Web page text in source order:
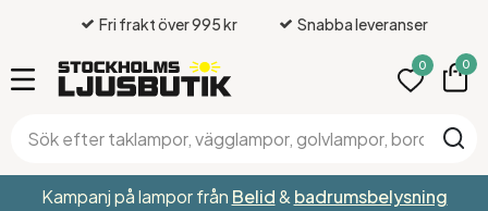
Fri frakt över 995 kr Snabba leveranser
0 0
Kampanj på lampor från Belid& badrumsbelysning